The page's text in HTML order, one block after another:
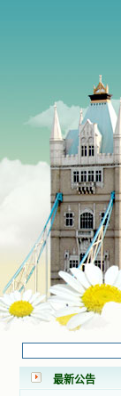
最新公告
小德兰爱心书屋
做了一个奇怪的
梦中，我看到一
书，我用舌头去
味，我就更用力去
里流出活水来了